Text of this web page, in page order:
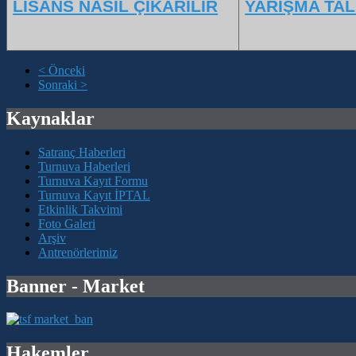
LİSANS NASIL ÇIKARILIR YARIŞMA
< Önceki
Sonraki >
Kaynaklar
Satranç Haberleri
Turnuva Haberleri
Turnuva Kayıt Formu
Turnuva Kayıt İPTAL
Etkinlik Takvimi
Foto Galeri
Arşiv
Antrenörlerimiz
Banner - Market